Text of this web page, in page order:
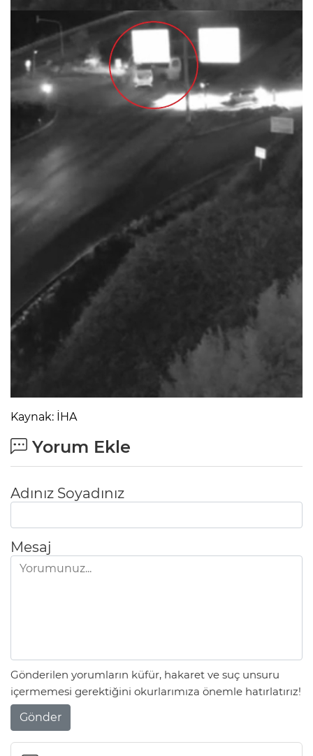
Kaynak: İHA
Yorum Ekle
Adınız Soyadınız
Mesaj
Gönderilen yorumların küfür, hakaret ve suç unsuru
içermemesi gerektiğini okurlarımıza önemle hatırlatırız!
Gönder